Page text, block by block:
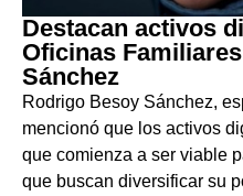
Destacan activos
Oficinas
Sánchez
Rodrigo Besoy Sánchez,
mencionó que los activos
que comienza a ser viable
que buscan diversificar su